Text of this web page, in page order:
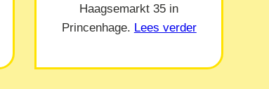
Haagsemarkt 35 in
Princenhage. Lees verder